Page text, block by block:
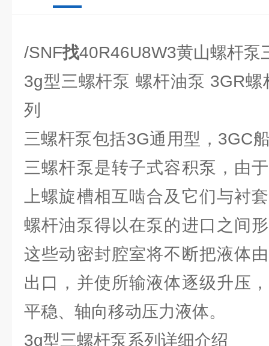
/SNF找40R46U8W3黄山螺杆泵
3g型三螺杆泵 螺杆油泵 3GR
列
三螺杆泵包括3G通用型，3GC
三螺杆泵是转子式容积泵，由
上螺旋槽相互啮合及它们与衬
螺杆油泵得以在泵的进口之间
这些动密封腔室将不断把液体
出口，并使所输液体逐级升压
平稳、轴向移动压力液体。
3g型三螺杆泵系列详细介绍